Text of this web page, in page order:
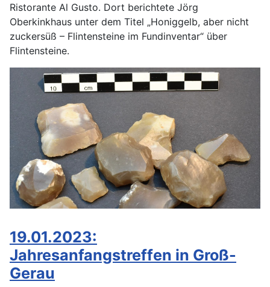
Ristorante Al Gusto. Dort berichtete Jörg
Oberkinkhaus unter dem Titel „Honiggelb, aber nicht
zuckersüß – Flintensteine im Fundinventar“ über
Flintensteine.
19.01.2023:
Jahresanfangstreffen in Groß-
Gerau